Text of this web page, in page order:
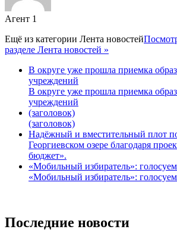
Агент 1
Ещё из категории Лента новостей
разделе Лента новостей »
В округе уже прошла приемка
учреждений
В округе уже прошла приемка
учреждений
(заголовок)
(заголовок)
Надёжный и вместительный плот
Георгиевском озере благодаря
бюджет».
«Мобильный избиратель»:
«Мобильный избиратель»:
Последние новости